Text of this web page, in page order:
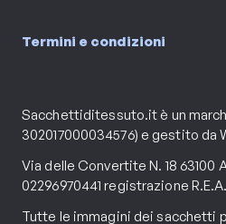
Termini e condizioni
Sacchettiditessuto.it è un
302017000034576) e gestito da
Via delle Convertite N. 18 63100
02296970441 registrazione
Tutte le immagini dei sacchetti